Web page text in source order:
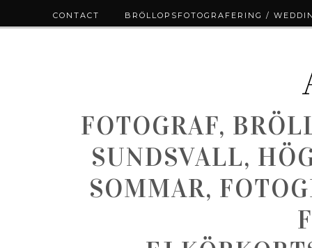
FOTOGRAF,
SUNDSVALL,
SOMMAR,
CONTACT BRÖLLOPSFOTOGRAFERING /